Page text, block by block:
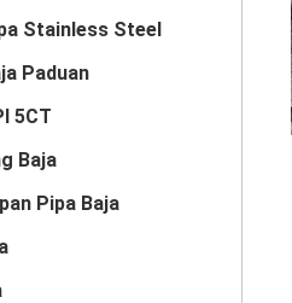
Stainless Steel
Paduan
5CT
Baja
Pipa Baja